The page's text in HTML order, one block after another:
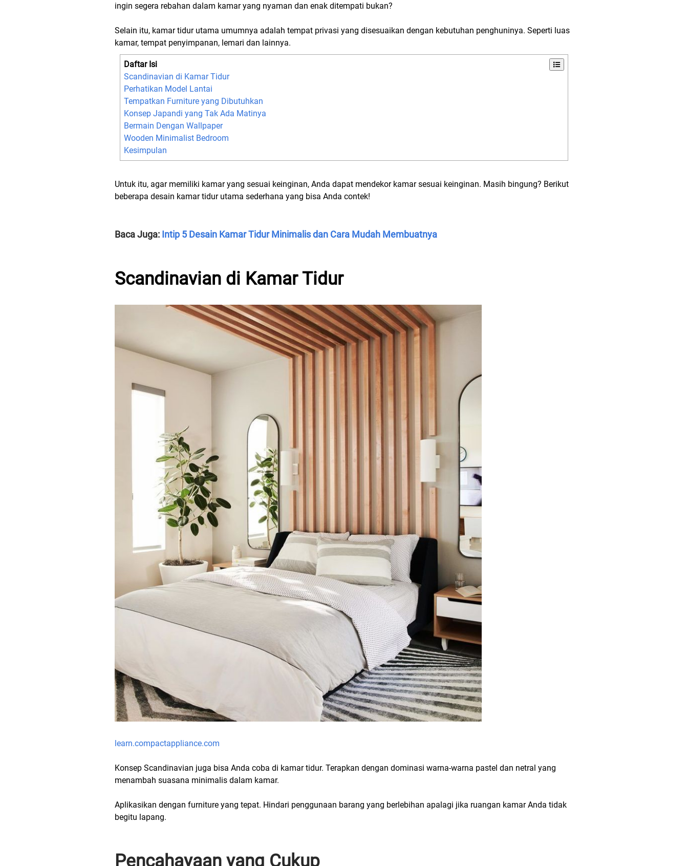
ingin segera rebahan dalam kamar yang nyaman dan enak ditempati bukan?
Selain itu, kamar tidur utama umumnya adalah tempat privasi yang disesuaikan dengan kebutuhan penghuninya. Seperti luas
kamar, tempat penyimpanan, lemari dan lainnya.
Daftar Isi
Scandinavian di Kamar Tidur
Perhatikan Model Lantai
Tempatkan Furniture yang Dibutuhkan
Konsep Japandi yang Tak Ada Matinya
Bermain Dengan Wallpaper
Wooden Minimalist Bedroom
Kesimpulan
Untuk itu, agar memiliki kamar yang sesuai keinginan, Anda dapat mendekor kamar sesuai keinginan. Masih bingung? Berikut
beberapa desain kamar tidur utama sederhana yang bisa Anda contek!
Baca Juga: Intip 5 Desain Kamar Tidur Minimalis dan Cara Mudah Membuatnya
Scandinavian di Kamar Tidur
learn.compactappliance.com
Konsep Scandinavian juga bisa Anda coba di kamar tidur. Terapkan dengan dominasi warna-warna pastel dan netral yang
menambah suasana minimalis dalam kamar.
Aplikasikan dengan furniture yang tepat. Hindari penggunaan barang yang berlebihan apalagi jika ruangan kamar Anda tidak
begitu lapang.
Pencahayaan yang Cukup